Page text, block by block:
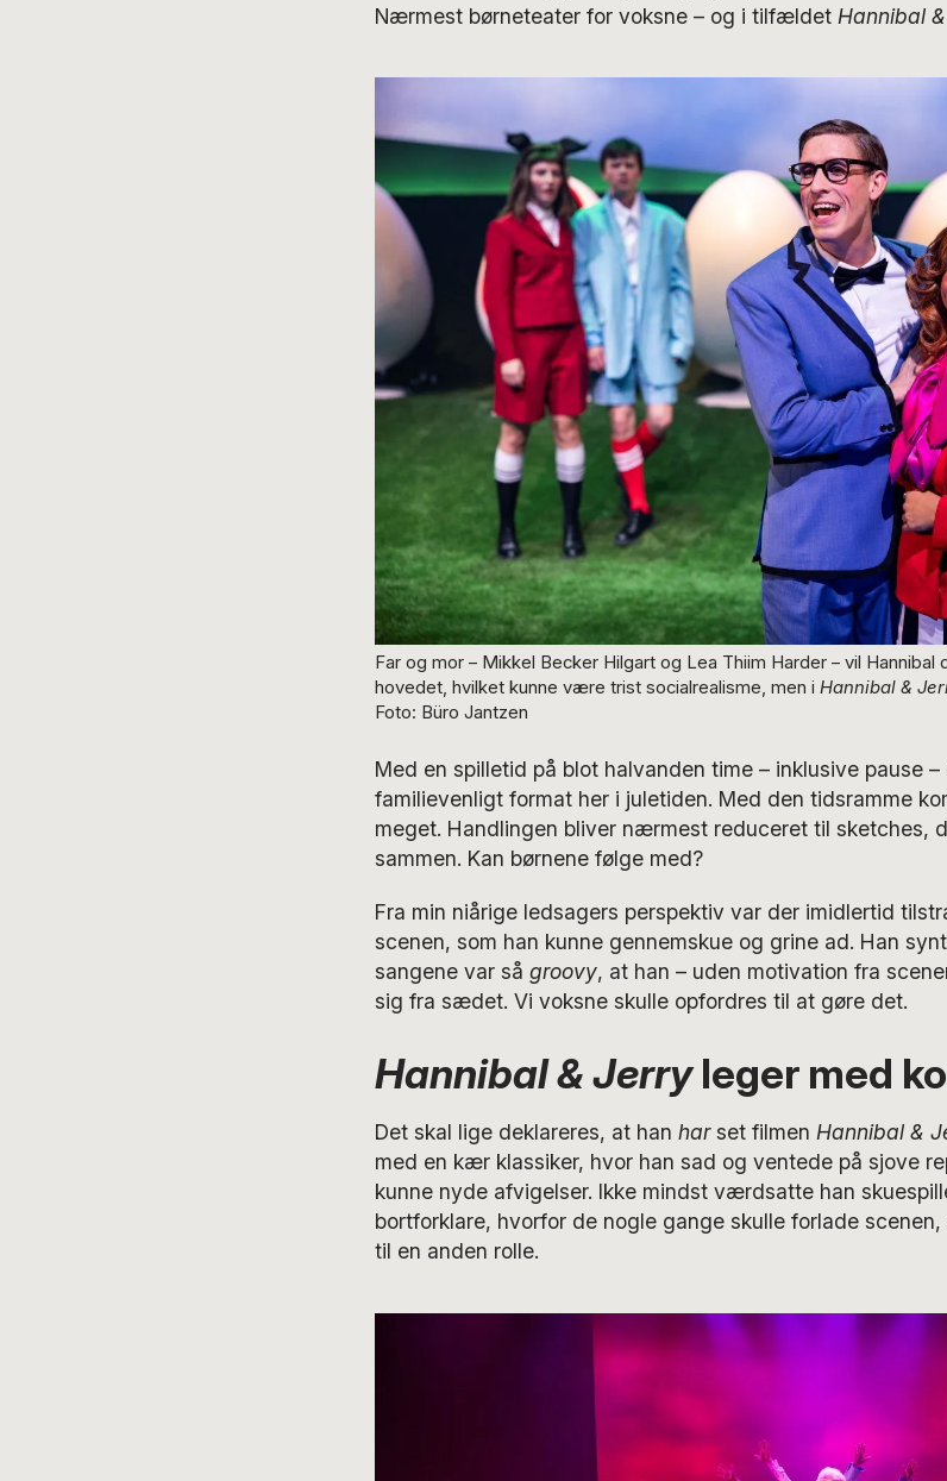
Nærmest børneteater for voksne – og i tilfældet Hannibal
Far og mor – Mikkel Becker Hilgart og Lea Thiim Harder – vil
hovedet, hvilket kunne være trist socialrealisme, men i Hannibal &
Foto: Büro Jantzen
Med en spilletid på blot halvanden time – inklusive pause
familievenligt format her i juletiden. Med den tidsramme
meget. Handlingen bliver nærmest reduceret til sketches,
sammen. Kan børnene følge med?
Fra min niårige ledsagers perspektiv var der imidlertid
scenen, som han kunne gennemskue og grine ad. Han
sangene var så groovy, at han – uden motivation fra
sig fra sædet. Vi voksne skulle opfordres til at gøre det.
Hannibal & Jerryleger med
Det skal lige deklareres, at han harset filmen Hannibal &
med en kær klassiker, hvor han sad og ventede på sjove
kunne nyde afvigelser. Ikke mindst værdsatte han
bortforklare, hvorfor de nogle gange skulle forlade
til en anden rolle.